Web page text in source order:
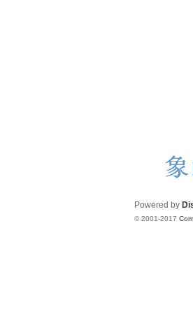
Powered by
© 2001-2017